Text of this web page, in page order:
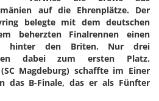
auf die Ehrenplätze. Der
belegte mit dem deutschen
beherzten Finalrennen einen
hinter den Briten. Nur drei
dabei zum ersten Platz.
Magdeburg) schaffte im Einer
das B-Finale, das er als Fünfter